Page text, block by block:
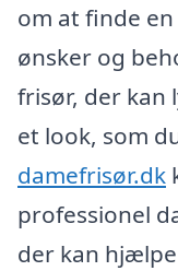
om at finde
ønsker og
frisør, der kan
et look, som
damefrisør.dk
professionel
der kan